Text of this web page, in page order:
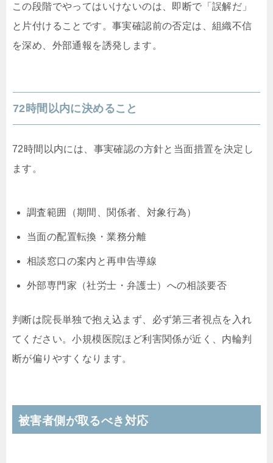
この段階でやってはいけないのは、即断で「誤解だ」
と片付けることです。事実確認前の否定は、組織不信
を深め、外部通報を誘発します。
72時間以内に決めること
72時間以内には、事実確認の方針と当面措置を決定し
ます。
調査範囲（期間、関係者、対象行為）
当面の配置転換・業務分離
相談窓口の案内と再申告導線
外部専門家（社労士・弁護士）への相談要否
判断は院長単独で抱え込まず、必ず第三者視点を入れ
てください。小規模医院ほど利害関係が近く、内輪判
断が偏りやすくなります。
被害者側が取るべき対応